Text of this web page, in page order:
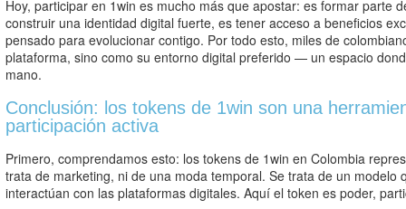
Hoy, participar en 1win es mucho más que apostar: es formar parte
construir una identidad digital fuerte, es tener acceso a beneficios
pensado para evolucionar contigo. Por todo esto, miles de
plataforma, sino como su entorno digital preferido — un espacio
mano.
Conclusión: los tokens de 1win son una
participación activa
Primero, comprendamos esto: los tokens de 1win en Colombia
trata de marketing, ni de una moda temporal. Se trata de un modelo
interactúan con las plataformas digitales. Aquí el token es poder,